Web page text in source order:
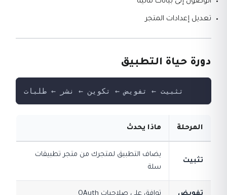
الوصول إلى بيانات مالية
تعديل إعدادات المتجر
دورة حياة التطبيق
تثبيت ← تفويض ← تكوين ← نشر ← طلبات
المرحلة ماذا يحدث
تثبيت
يضاف التطبيق لمتجرك من متجر تطبيقات
سلة